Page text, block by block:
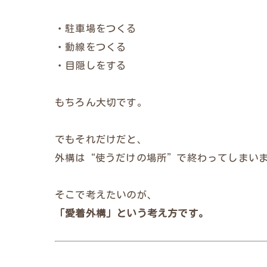
・駐車場をつくる
・動線をつくる
・目隠しをする
もちろん大切です。
でもそれだけだと、
外構は“使うだけの場所”で終わってしまい
そこで考えたいのが、
「愛着外構」という考え方です。